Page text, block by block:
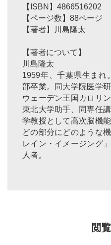
【ISBN】4866516202
【ページ数】88ページ
【著者】川島隆太
【著者について】
川島隆太
1959年、千葉県生まれ
部卒業。同大学院医学
ウェーデン王国カロリ
東北大学助手、同専任
学教授として高次脳機
どの部分にどのような
レイン・イメージング
人者。
閲